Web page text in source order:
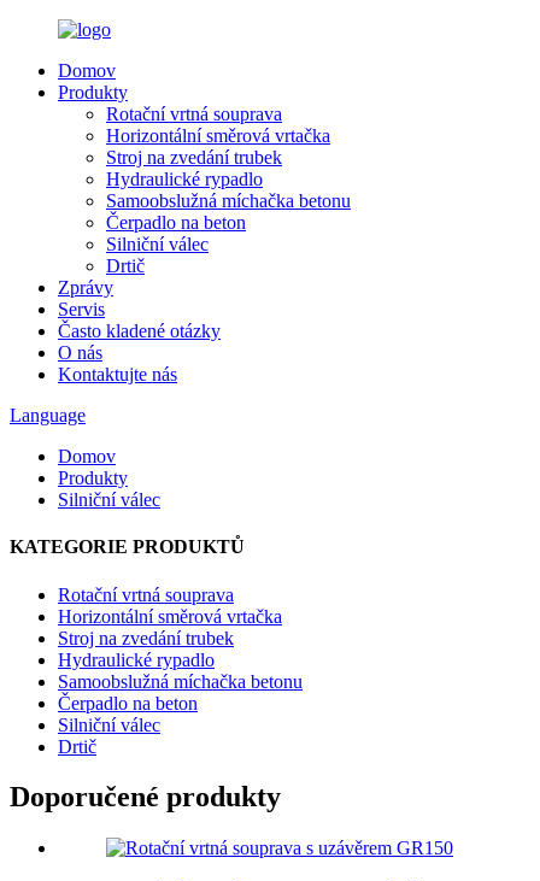
Domov
Produkty
Rotační vrtná souprava
Horizontální směrová vrtačka
Stroj na zvedání trubek
Hydraulické rypadlo
Samoobslužná míchačka betonu
Čerpadlo na beton
Silniční válec
Drtič
Zprávy
Servis
Často kladené otázky
O nás
Kontaktujte nás
Language
Domov
Produkty
Silniční válec
KATEGORIE PRODUKTŮ
Rotační vrtná souprava
Horizontální směrová vrtačka
Stroj na zvedání trubek
Hydraulické rypadlo
Samoobslužná míchačka betonu
Čerpadlo na beton
Silniční válec
Drtič
Doporučené produkty